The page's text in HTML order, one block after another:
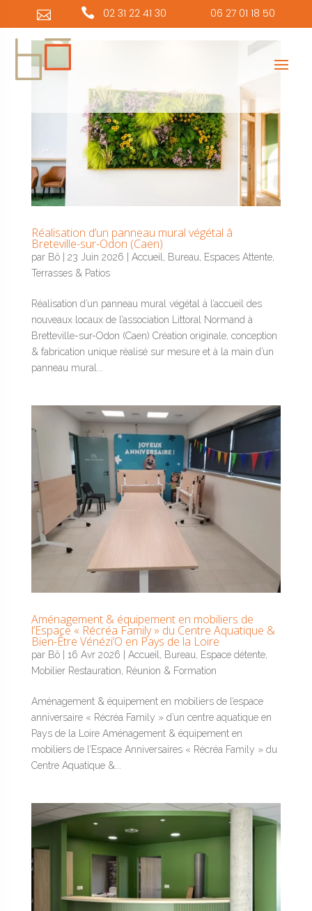
  02 31 22 41 30 06 27 01 18 50
Réalisation d’un panneau mural végétal â
Breteville-sur-Odon (Caen)
par Bô| 23 Juin 2026 Accueil Bureau Espaces Attente,
Terrasses & Patios
Réalisation d’un panneau mural végétal à l’accueil des
nouveaux locaux de l’association Littoral Normand à
Bretteville-sur-Odon (Caen) Création originale, conception
& fabrication unique réalisé sur mesure et à la main d’un
panneau mural...
Aménagement & équipement en mobiliers de
l’Espace « Récréa Family » du Centre Aquatique &
Bien-Être Vénézi’O en Pays de la Loire
par Bô| 16 Avr 2026 Accueil Bureau Espace détente,
Mobilier Restauration
Réunion & Formation
Aménagement & équipement en mobiliers de l’espace
anniversaire « Récréa Family » d’un centre aquatique en
Pays de la Loire Aménagement & équipement en
mobiliers de l’Espace Anniversaires « Récréa Family » du
Centre Aquatique &...
Panneau de gestion des cookies